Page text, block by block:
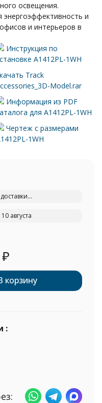
освещения.
и
и интерьеров в
Инструкция по
A1412PL-1WH
Track
Model.rar
Информация из PDF
для A1412PL-1WH
Чертеж с размерами
1WH
августа
₽
корзину
: